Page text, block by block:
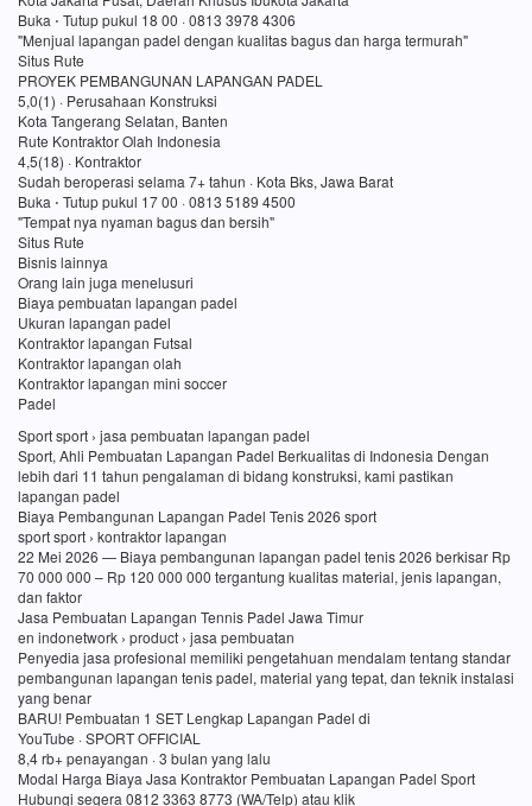
Buka ⋅ Tutup pukul 18 00 · 0813 3978 4306
"Menjual lapangan padel dengan kualitas bagus dan harga termurah"
Situs Rute
PROYEK PEMBANGUNAN LAPANGAN PADEL
5,0(1) · Perusahaan Konstruksi
Kota Tangerang Selatan, Banten
Rute Kontraktor Olah Indonesia
4,5(18) · Kontraktor
Sudah beroperasi selama 7+ tahun · Kota Bks, Jawa Barat
Buka ⋅ Tutup pukul 17 00 · 0813 5189 4500
"Tempat nya nyaman bagus dan bersih"
Situs Rute
Bisnis lainnya
Orang lain juga menelusuri
Biaya pembuatan lapangan padel
Ukuran lapangan padel
Kontraktor lapangan Futsal
Kontraktor lapangan olah
Kontraktor lapangan mini soccer
Padel
Sport sport › jasa pembuatan lapangan padel
Sport, Ahli Pembuatan Lapangan Padel Berkualitas di Indonesia Dengan
lebih dari 11 tahun pengalaman di bidang konstruksi, kami pastikan
lapangan padel
Biaya Pembangunan Lapangan Padel Tenis 2026 sport
sport sport › kontraktor lapangan
22 Mei 2026 — Biaya pembangunan lapangan padel tenis 2026 berkisar Rp
70 000 000 – Rp 120 000 000 tergantung kualitas material, jenis lapangan,
dan faktor
Jasa Pembuatan Lapangan Tennis Padel Jawa Timur
en indonetwork › product › jasa pembuatan
Penyedia jasa profesional memiliki pengetahuan mendalam tentang standar
pembangunan lapangan tenis padel, material yang tepat, dan teknik instalasi
yang benar
BARU! Pembuatan 1 SET Lengkap Lapangan Padel di
YouTube · SPORT OFFICIAL
8,4 rb+ penayangan · 3 bulan yang lalu
Modal Harga Biaya Jasa Kontraktor Pembuatan Lapangan Padel Sport
Hubungi segera 0812 3363 8773 (WA/Telp) atau klik